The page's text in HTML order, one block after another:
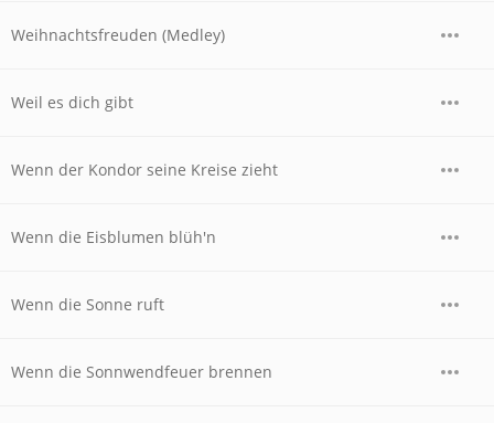
Weihnachtsfreuden (Medley)
Weil es dich gibt
Wenn der Kondor seine Kreise zieht
Wenn die Eisblumen blüh'n
Wenn die Sonne ruft
Wenn die Sonnwendfeuer brennen